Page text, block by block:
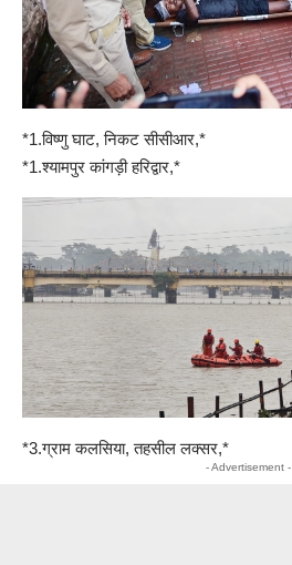
*1.विष्णु घाट, निकट सीसीआर,*
*1.श्यामपुर कांगड़ी हरिद्वार,*
*3.ग्राम कलसिया, तहसील लक्सर,*
- Advertisement -